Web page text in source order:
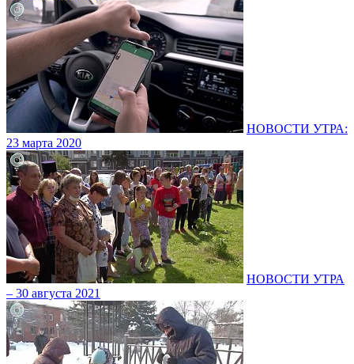
НОВОСТИ УТРА:
23 марта 2020
НОВОСТИ УТРА
– 30 августа 2021